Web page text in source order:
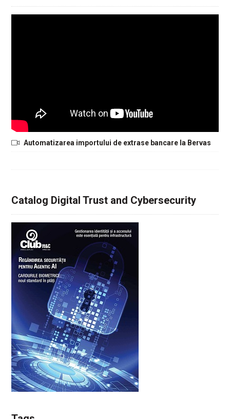
Automatizarea importului de extrase bancare la Bervas
Catalog Digital Trust and Cybersecurity